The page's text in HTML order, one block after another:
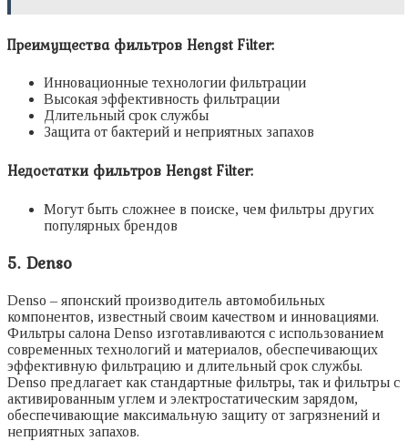
Преимущества фильтров Hengst Filter:
Инновационные технологии фильтрации
Высокая эффективность фильтрации
Длительный срок службы
Защита от бактерий и неприятных запахов
Недостатки фильтров Hengst Filter:
Могут быть сложнее в поиске, чем фильтры других
популярных брендов
5. Denso
Denso – японский производитель автомобильных
компонентов, известный своим качеством и инновациями.
Фильтры салона Denso изготавливаются с использованием
современных технологий и материалов, обеспечивающих
эффективную фильтрацию и длительный срок службы.
Denso предлагает как стандартные фильтры, так и фильтры с
активированным углем и электростатическим зарядом,
обеспечивающие максимальную защиту от загрязнений и
неприятных запахов.